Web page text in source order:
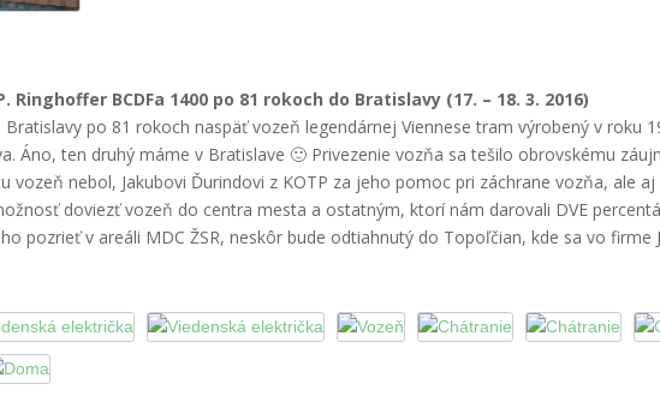
Ringhoffer BCDFa 1400 po 81 rokoch do Bratislavy (17. – 18. 3. 2016)
po 81 rokoch naspäť vozeň legendárnejViennese tramvýrobený v roku
Áno, ten druhý máme v Bratislave 🙂 Privezenie vozňa sa tešilo obrovskému
nebol, Jakubovi Ďurindovi z KOTP za jeho pomoc pri záchrane vozňa, ale
doviezť vozeň do centra mesta a ostatným, ktorí nám darovali DVE
pozrieť v areáli MDC ŽSR, neskôr bude odtiahnutý do Topoľčian, kde sa vo